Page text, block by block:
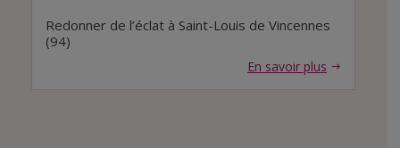
Redonner de l’éclat à Saint-Louis de Vincennes
(94)
En savoir plus